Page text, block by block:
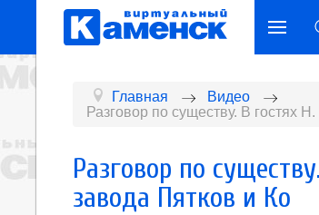
Главная
Видео
Разговор по существу. В гостях
Разговор по
завода Пятков и Ко